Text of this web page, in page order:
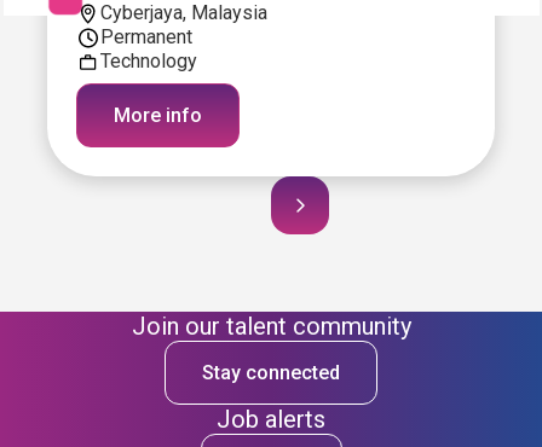
Cyberjaya, Malaysia
Permanent
Technology
More info
Join our talent community
Stay connected
Job alerts